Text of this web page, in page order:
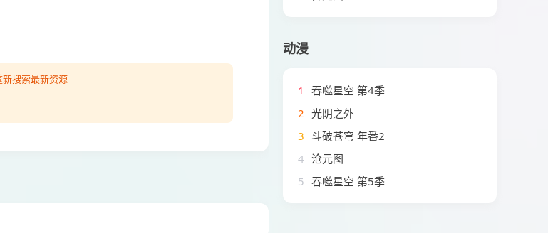
搜索最新资源
动漫
1
吞噬星空 第4季
2 光阴之外
3 斗破苍穹 年番2
4 沧元图
5 吞噬星空 第5季